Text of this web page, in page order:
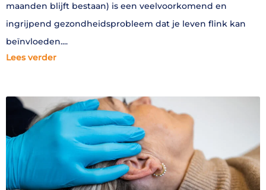
maanden blijft bestaan) is een veelvoorkomend en
ingrijpend gezondheidsprobleem dat je leven flink kan
beïnvloeden.
Lees verder